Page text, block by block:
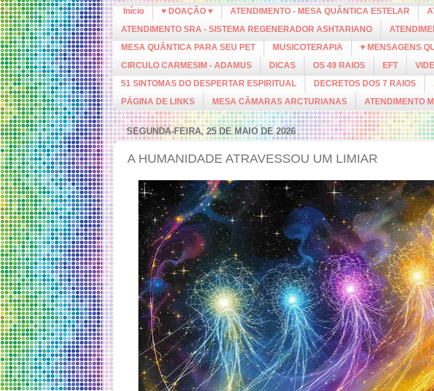
Início ♥ DOAÇÃO ♥ ATENDIMENTO - MESA QUÂNTICA ESTELAR
ATENDIMENTO SRA - SISTEMA REGENERADOR ASHTARIANO
MESA QUÂNTICA PARA SEU PET
MUSICOTERAPIA ♥ MENSAGENS
CIRCULO CARMESIM - ADAMUS
DICAS OS 49 RAIOS EFT
51 SINTOMAS DO DESPERTAR ESPIRITUAL
DECRETOS DOS 7 RAIOS
PÁGINA DE LINKS
MESA CÂMARAS ARCTURIANAS ATENDIMENTO
SEGUNDA-FEIRA, 25 DE MAIO DE 2026
A HUMANIDADE ATRAVESSOU UM LIMIAR